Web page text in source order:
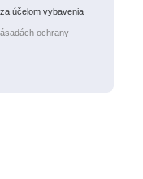
účelom vybavenia
ochrany